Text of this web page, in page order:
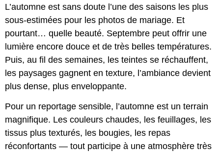
L’automne est sans doute l’une des saisons les plus
sous-estimées pour les photos de mariage. Et
pourtant… quelle beauté. Septembre peut offrir une
lumière encore douce et de très belles températures.
Puis, au fil des semaines, les teintes se réchauffent,
les paysages gagnent en texture, l’ambiance devient
plus dense, plus enveloppante.
Pour un reportage sensible, l’automne est un terrain
magnifique. Les couleurs chaudes, les feuillages, les
tissus plus texturés, les bougies, les repas
réconfortants — tout participe à une atmosphère très